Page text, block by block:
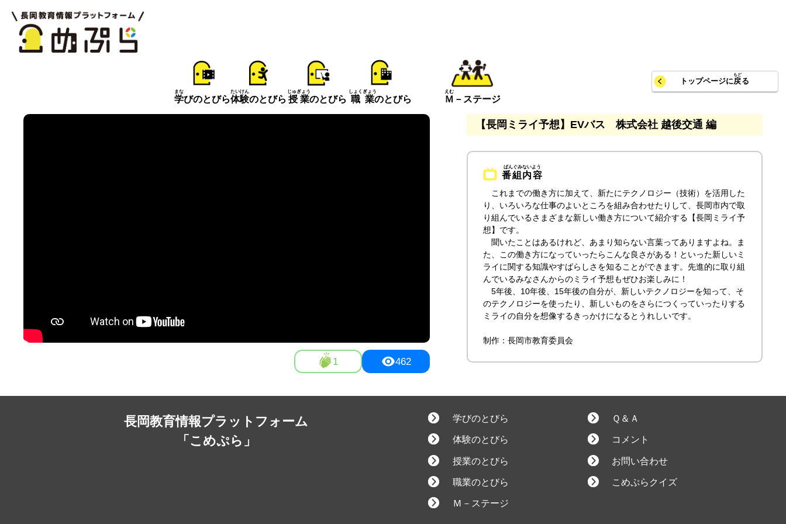
トップページに戻る
学
まな
びのとびら体験
たいけん
のとびら 授業
じゅぎょう
のとびら 職業
しょくぎょう
のとびら Ｍ
えむ
－ステージ
1 462
【長岡ミライ予想】EVバス 株式会社 越後交通 編
番組内容
これまでの働き方に加えて、新たにテクノロジー（技術）を活用した
り、いろいろな仕事のよいところを組み合わせたりして、長岡市内で取
り組んでいるさまざまな新しい働き方について紹介する【長岡ミライ予
想】です。
聞いたことはあるけれど、あまり知らない言葉ってありますよね。ま
た、この働き方になっていったらこんな良さがある！といった新しいミ
ライに関する知識やすばらしさを知ることができます。先進的に取り組
んでいるみなさんからのミライ予想もぜひお楽しみに！
5年後、10年後、15年後の自分が、新しいテクノロジーを知って、そ
のテクノロジーを使ったり、新しいものをさらにつくっていったりする
ミライの自分を想像するきっかけになるとうれしいです。
制作：長岡市教育委員会
長岡教育情報プラットフォーム
「こめぷら」
学びのとびら
体験のとびら
授業のとびら
職業のとびら
Ｍ－ステージ
Ｑ＆Ａ
コメント
お問い合わせ
こめぷらクイズ